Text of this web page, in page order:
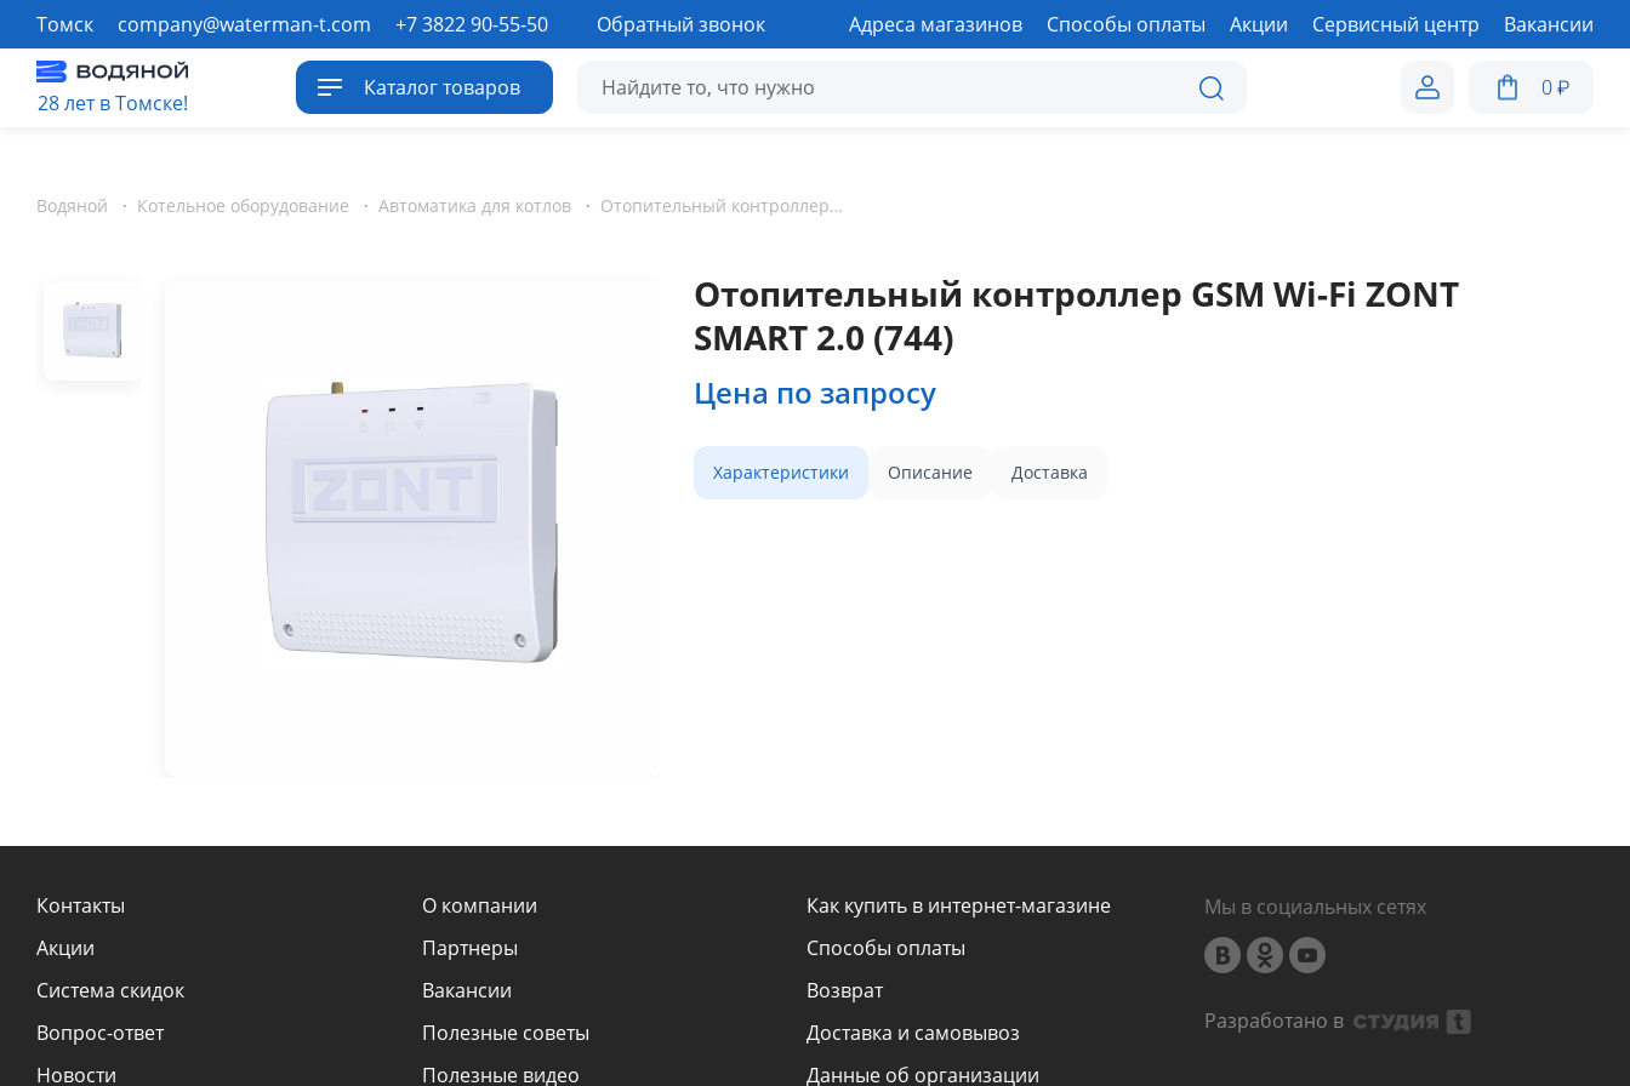
Томск company@waterman-t.com +7 3822 90-55-50 Обратный звонок Адреса магазинов Способы оплаты Акции Сервисный центр Вакансии
28 лет в Томске!
Каталог товаров 0₽
Водяной · Котельное оборудование · Автоматика для котлов · Отопительный контроллер GSM Wi-Fi ZONT SMART 2.0 (744)
Отопительный контроллер GSM Wi-Fi ZONT
SMART 2.0 (744)
Цена по запросу
Характеристики Описание Доставка
Контакты
Акции
Система скидок
Вопрос-ответ
Новости
О компании
Партнеры
Вакансии
Полезные советы
Полезные видео
Как купить в интернет-магазине
Способы оплаты
Возврат
Доставка и самовывоз
Данные об организации
Мы в социальных сетях
Разработано в